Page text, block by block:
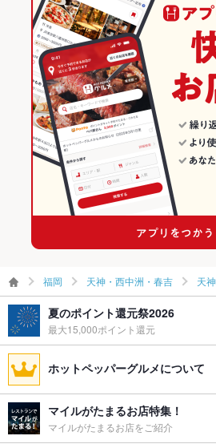
駐車場 なし
その他設備
その他
飲み放題 なし
食べ放題 なし
お子様連れ不可
－
福岡 × 粉もの全般
天神・西中洲・春吉のお好み焼き・も
天神のグルメランキング
天神のお好み焼き・もんじゃランキング
福岡 天神・西中洲・春吉 天神
夏のポイント還元祭2026
最大15,000ポイント還元
ホットペッパーグルメについて
マイルがたまるお店特集！
マイルがたまるお店をご紹介